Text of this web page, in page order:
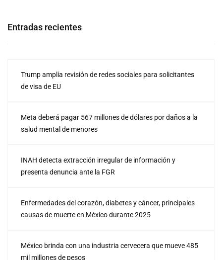
Entradas recientes
Trump amplía revisión de redes sociales para solicitantes
de visa de EU
Meta deberá pagar 567 millones de dólares por daños a la
salud mental de menores
INAH detecta extracción irregular de información y
presenta denuncia ante la FGR
Enfermedades del corazón, diabetes y cáncer, principales
causas de muerte en México durante 2025
México brinda con una industria cervecera que mueve 485
mil millones de pesos